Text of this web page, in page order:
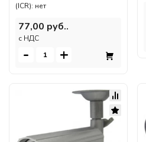
(ICR): нет
77,00 руб..
c НДС
- +